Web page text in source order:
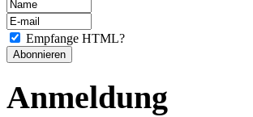
Empfange HTML?
Anmeldung